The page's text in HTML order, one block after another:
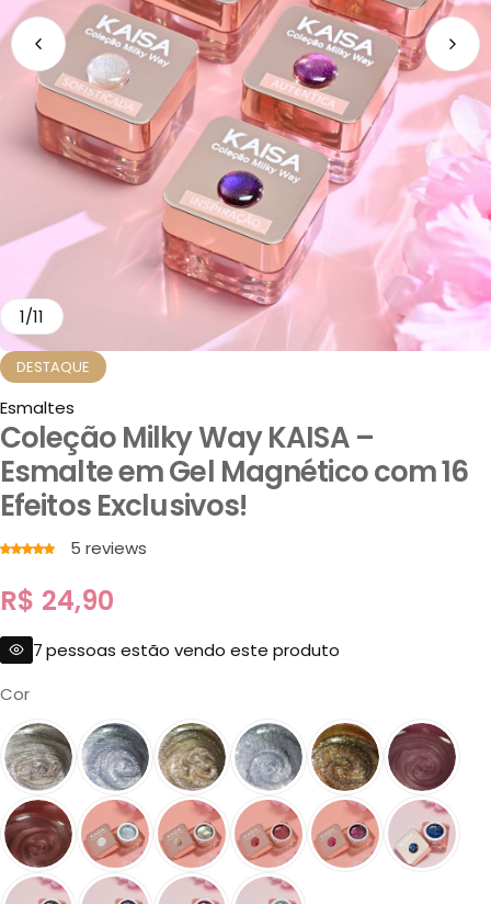
1/11
DESTAQUE
Esmaltes
Coleção Milky Way KAISA –
Esmalte em Gel Magnético com 16
Efeitos Exclusivos!
5 reviews
R$ 24,90
7pessoas estão vendo este produto
Cor
001 002 003 004 005 006
007 008 009 010 011 Arte